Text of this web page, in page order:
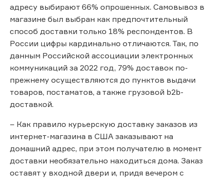
адресу выбирают 66% опрошенных. Самовывоз в
магазине был выбран как предпочтительный
способ доставки только 18% респондентов. В
России цифры кардинально отличаются. Так, по
данным Российской ассоциации электронных
коммуникаций за 2022 год, 79% доставок по-
прежнему осуществляются до пунктов выдачи
товаров, постаматов, а также грузовой b2b-
доставкой.
– Как правило курьерскую доставку заказов из
интернет-магазина в США заказывают на
домашний адрес, при этом получателю в момент
доставки необязательно находиться дома. Заказ
оставят у входной двери и, придя вечером с